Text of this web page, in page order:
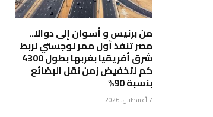
من برنيس و أسوان إلى دوالا..
مصر تنفذ أول ممر لوجستي لربط
شرق أفريقيا بغربها بطول 4300
كم لتخفيض زمن نقل البضائع
بنسبة 90%
7 أغسطس، 2026